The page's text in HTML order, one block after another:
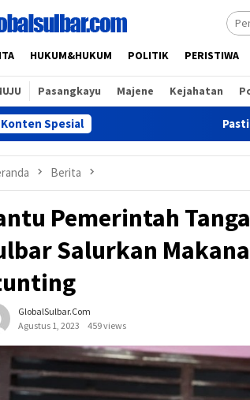
HUKUM&HUKUM POLITIK PERISTIWA
Pasangkayu Majene Kejahatan
Konten Spesial Pastikan Sensus
Berita
Pemerintah
Salurkan
GlobalSulbar.com
Agustus 1, 2023
459 views